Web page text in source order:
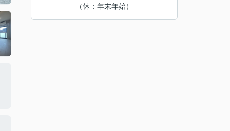
（休：年末年始）